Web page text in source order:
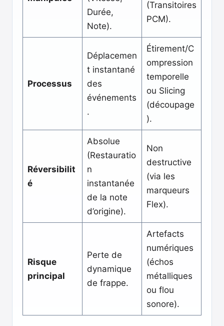
Durée,
Note).
(Transitoires
PCM).
Processus
Déplacemen
t instantané
des
événements
.
Étirement/C
ompression
temporelle
ou Slicing
(découpage
).
Réversibilit
é
Absolue
(Restauratio
n
instantanée
de la note
d’origine).
Non
destructive
(via les
marqueurs
Flex).
Risque
principal
Perte de
dynamique
de frappe.
Artefacts
numériques
(échos
métalliques
ou flou
sonore).